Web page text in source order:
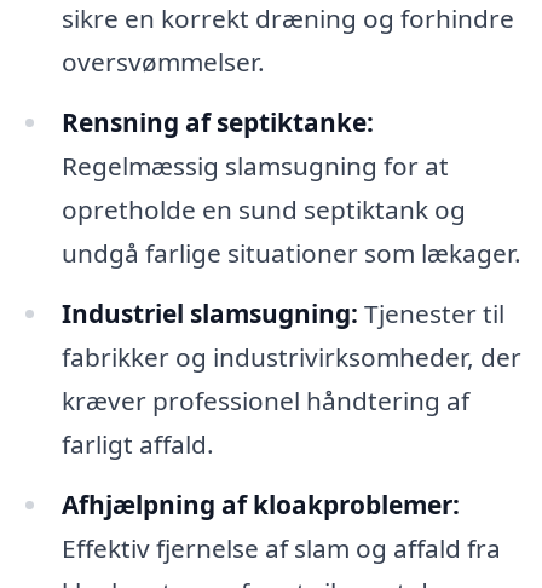
sikre en korrekt dræning og forhindre
oversvømmelser.
Rensning af septiktanke:
Regelmæssig slamsugning for at
opretholde en sund septiktank og
undgå farlige situationer som lækager.
Industriel slamsugning: Tjenester til
fabrikker og industrivirksomheder, der
kræver professionel håndtering af
farligt affald.
Afhjælpning af kloakproblemer:
Effektiv fjernelse af slam og affald fra